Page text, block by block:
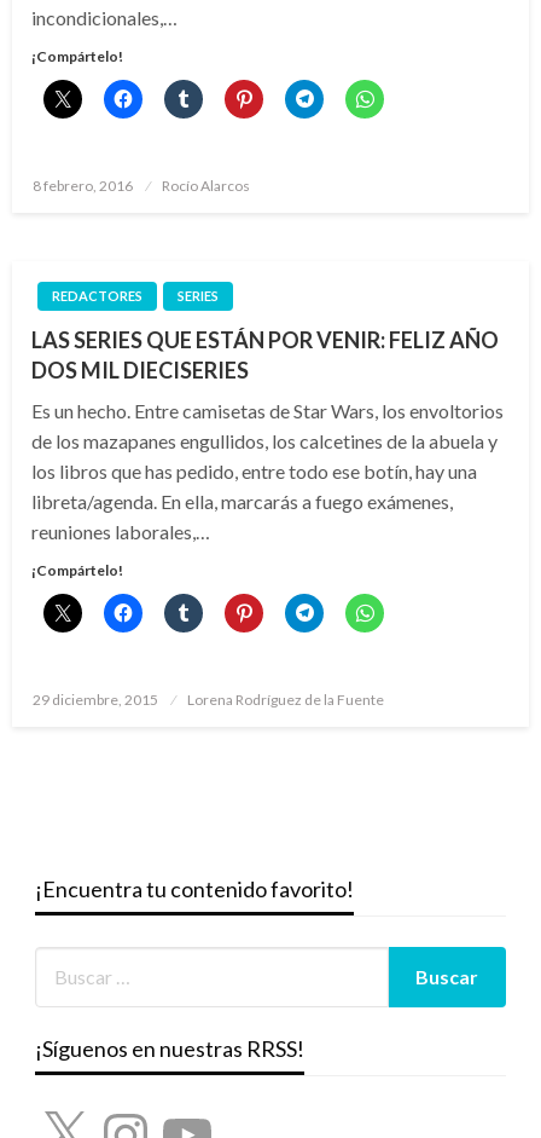
incondicionales,…
¡Compártelo!
Publicado
8 febrero, 2016 Rocío Alarcos
REDACTORES SERIES
LAS SERIES QUE ESTÁN POR VENIR: FELIZ AÑO
DOS MIL DIECISERIES
Es un hecho. Entre camisetas de Star Wars, los envoltorios
de los mazapanes engullidos, los calcetines de la abuela y
los libros que has pedido, entre todo ese botín, hay una
libreta/agenda. En ella, marcarás a fuego exámenes,
reuniones laborales,…
¡Compártelo!
Publicado
29 diciembre, 2015 Lorena Rodríguez de la Fuente
¡Encuentra tu contenido favorito!
¡Síguenos en nuestras RRSS!
X InstagramYouTube